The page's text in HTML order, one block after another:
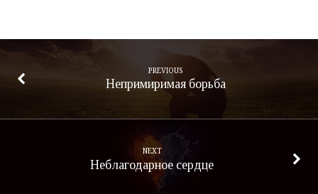
PREVIOUS
Непримиримая борьба
NEXT
Неблагодарное сердце